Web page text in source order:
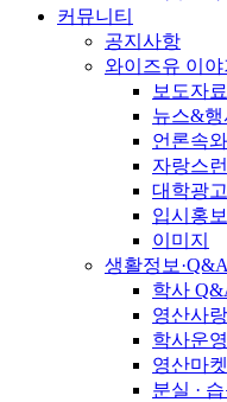
커뮤니티
공지사항
와이즈유 이야
보도자료
뉴스&행
언론속
자랑스
대학광고
입시홍
이미지
생활정보·Q&A
학사
영산사
학사운
영산마켓
분실 ·